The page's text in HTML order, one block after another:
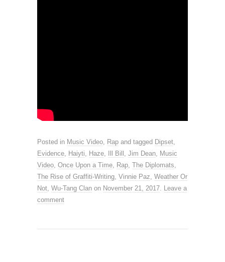
Posted in Music Video Rap and tagged Dipset
Evidence
Haiyti Haze Ill Bill Jim Dean
Music
Video Once Upon a Time Rap The Diplomats
The Rise of Graffiti-Writing Vinnie Paz Weather Or
Not Wu-Tang Clan on November 21, 2017
Leave a
comment